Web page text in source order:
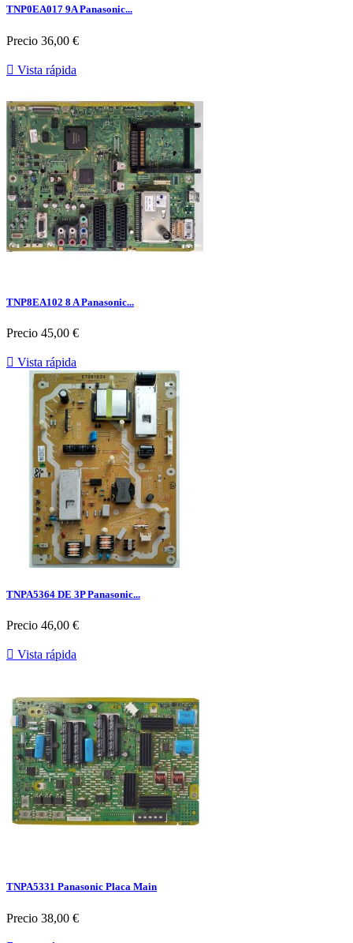
TNP0EA017 9A Panasonic...
Precio 36,00 €
 Vista rápida
TNP8EA102 8 A Panasonic...
Precio 45,00 €
 Vista rápida
TNPA5364 DE 3P Panasonic...
Precio 46,00 €
 Vista rápida
TNPA5331 Panasonic Placa Main
Precio 38,00 €